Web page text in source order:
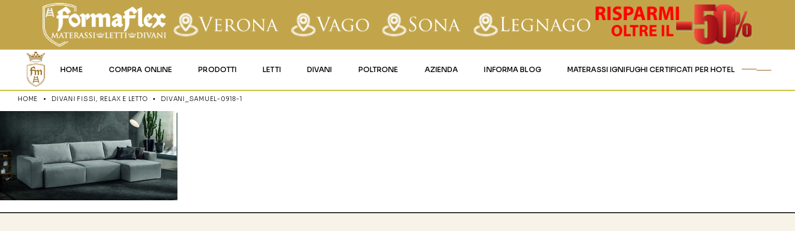
HOME COMPRA ONLINE PRODOTTI LETTI DIVANI POLTRONE AZIENDA INFORMA BLOG MATERASSI IGNIFUGHI CERTIFICATI PER HOTEL
HOME DIVANI FISSI, RELAX E LETTO DIVANI_SAMUEL-0918-1